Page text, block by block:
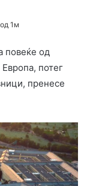
1м
повеќе од
потег
пренесе